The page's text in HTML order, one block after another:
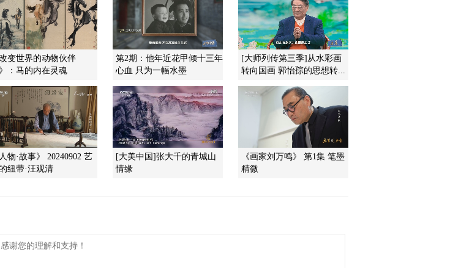
改变世界的动物伙伴
：马的内在灵魂
第2期：他年近花甲倾十三年
心血 只为一幅水墨
[大师列传第三季]从水彩画
转向国画 郭怡孮的思想转...
人物·故事》 20240902 艺
纽带·汪观清
[大美中国]张大千的青城山
情缘
《画家刘万鸣》 第1集 笔墨
精微